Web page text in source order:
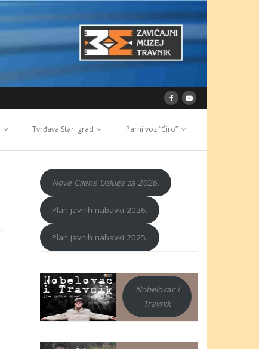
Tvrđava Stari grad Parni voz “Ćiro”
Nove Cijene Usluga za 2026.
Plan javnih nabavki 2026.
Plan javnih nabavki 2025.
Nobelovac i
Travnik